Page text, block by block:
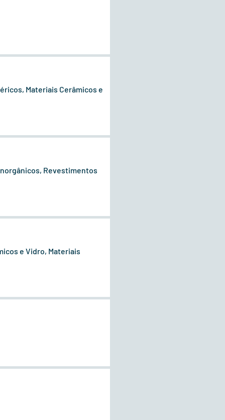
Materiais Cerâmicos e
Revestimentos
e Vidro, Materiais